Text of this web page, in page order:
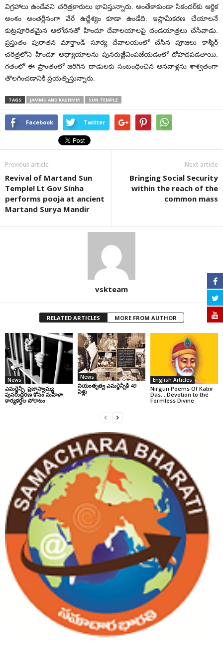
విగ్రహాలు ఉండేవ‌ని చరిత్రకారులు భావిస్తున్నారు. అంతేకాకుండా సికందర్‌కు ఆర్థిక
అంశం అంతర్లీనంగా వేరే ఉద్దేశ్యం కూడా ఉండేది. ఇస్లామీకరణ చేయాల‌నే
కుట్ర‌పూరిత‌మైన ఆలోచ‌న‌తో హిందూ దేవాల‌యాల‌పై దండ‌యాత్ర‌లు చేసేవాడు.
ప్ర‌స్తుతం పురాతన మార్తాండ్ సూర్య దేవాలయంలో చేసిన పూజలు కాశ్మీర్
చరిత్రలోని హిందూ అధ్యాయాలను పునరుజ్జీవింపజేయడంలో దోహ‌ద‌ప‌డ‌తాయి.
గ‌తంలో ఈ ప్రాంతంలో జ‌రిగిన దాడుల‌కు సంబంధించిన ఆన‌వాళ్ల‌ను శాశ్వతంగా
తొలగించడానికి ప్రయత్నిస్తున్నారు.
TAGS JAMMU AND KASHMIR SUN TEMPLE
Facebook Twitter
Previous article
Revival of Martand Sun
Temple! Lt Gov Sinha
performs pooja at ancient
Martand Surya Mandir
Next article
Bringing Social Security
within the reach of the
common mass
vskteam
RELATED ARTICLES MORE FROM AUTHOR
News
ఎమర్జెన్సీ: ప్రజాస్వామ్య
పునరుద్ధరణ కోసం మహిళా
కార్యకర్తల పోరాటం
News
నియంతృత్వ ఎమర్జెన్సీకి 49
ఏళ్లు
English Articles
Nirgun Poems Of Kabir
Das… Devotion to the
Formless Divine